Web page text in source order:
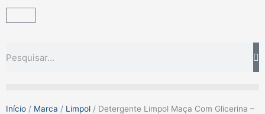
Início / Marca / Limpol / Detergente Limpol Maça Com Glicerina –